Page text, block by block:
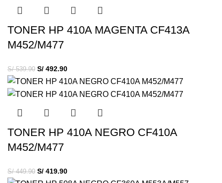
TONER HP 410A MAGENTA CF413A
M452/M477
S/539.90 S/ 492.90
TONER HP 410A NEGRO CF410A
M452/M477
S/449.90 S/ 419.90